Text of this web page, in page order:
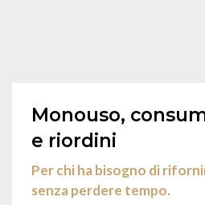
Monouso,
e riordini
Per chi ha bisogno di
senza perdere tempo.